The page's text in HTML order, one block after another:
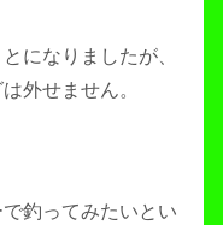
になりましたが、
外せません。
釣ってみたいとい